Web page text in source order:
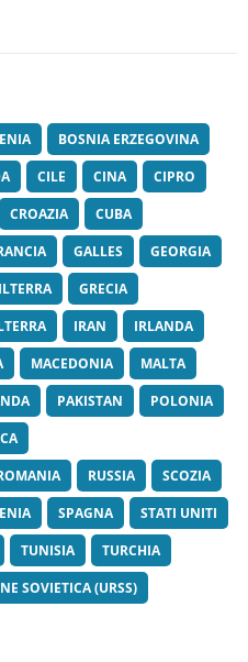
BOSNIA ERZEGOVINA
CILE CINA
CIPRO
CROAZIA
CUBA
GALLES
GEORGIA
GRECIA
IRAN
IRLANDA
MACEDONIA
MALTA
PAKISTAN
POLONIA
RUSSIA
SCOZIA
SPAGNA
STATI UNITI
TUNISIA
TURCHIA
SOVIETICA (URSS)